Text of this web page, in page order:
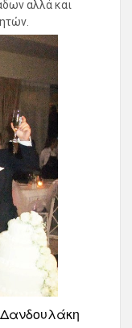
αλλά και